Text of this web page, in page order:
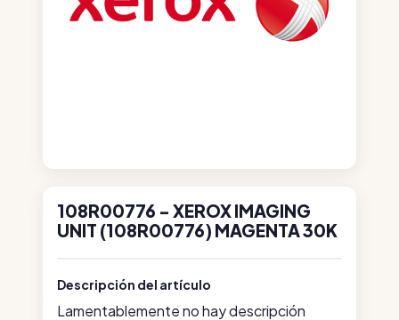
108R00776 - XEROX IMAGING
UNIT (108R00776) MAGENTA 30K
Descripción del artículo
Lamentablemente no hay descripción